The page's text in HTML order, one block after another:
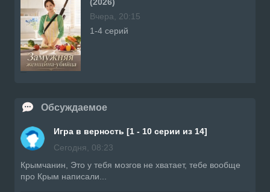
Вчера, 20:15
1-4 серий
Обсуждаемое
Игра в верность [1 - 10 серии из 14]
Сегодня, 08:23
Крымчанин, Это у тебя мозгов не хватает, тебе вообще
про Крым написали...